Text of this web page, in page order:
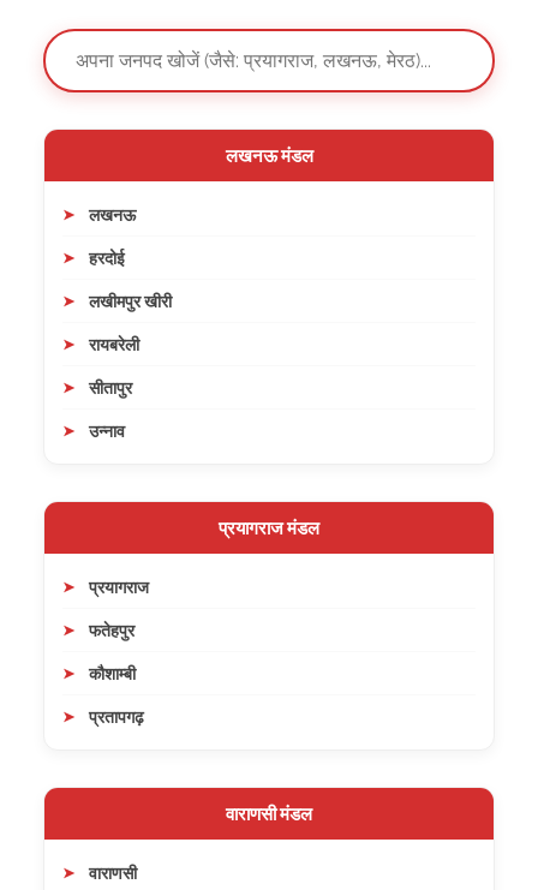
लखनऊ मंडल
लखनऊ
हरदोई
लखीमपुर खीरी
रायबरेली
सीतापुर
उन्नाव
प्रयागराज मंडल
प्रयागराज
फतेहपुर
कौशाम्बी
प्रतापगढ़
वाराणसी मंडल
वाराणसी